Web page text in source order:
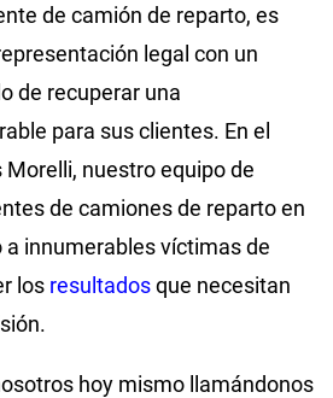
de camión de reparto, es
legal con un
de recuperar una
para sus clientes. En el
nuestro equipo de
de camiones de reparto en
a innumerables víctimas de
los resultadosque necesitan
hoy mismo llamándonos